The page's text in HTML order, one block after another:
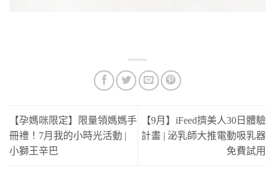
【孕媽咪限定】限量領媽媽手
冊禮！7月我的小時光活動 |
小獅王辛巴
【9月】iFeed擠美人30日體驗
計畫 | 泌乳師大推電動吸乳器
免費試用